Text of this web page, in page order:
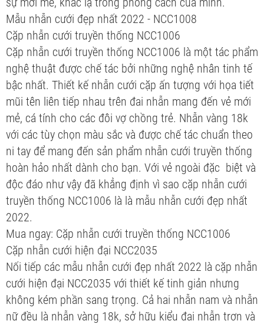
Mẫu nhẫn cưới đẹp nhất 2022 - NCC1008
Cặp nhẫn cưới truyền thống NCC1006
Cặp nhẫn cưới truyền thống NCC1006 là một tác phẩm
nghệ thuật được chế tác bởi những nghệ nhân tinh tế
bậc nhất. Thiết kế nhẫn cưới cặp ấn tượng với họa tiết
mũi tên liên tiếp nhau trên đai nhẫn mang đến vẻ mới
mẻ, cá tính cho các đôi vợ chồng trẻ. Nhẫn vàng 18k
với các tùy chọn màu sắc và được chế tác chuẩn theo
ni tay để mang đến sản phẩm nhẫn cưới truyền thống
hoàn hảo nhất dành cho bạn. Với vẻ ngoài đặc biệt và
độc đáo như vậy đã khẳng định vì sao cặp nhẫn cưới
truyền thống NCC1006 là là mẫu nhẫn cưới đẹp nhất
2022.
Mua ngay: Cặp nhẫn cưới truyền thống NCC1006
Cặp nhẫn cưới hiện đại NCC2035
Nối tiếp các mẫu nhẫn cưới đẹp nhất 2022 là cặp nhẫn
cưới hiện đại NCC2035 với thiết kế tinh giản nhưng
không kém phần sang trọng. Cả hai nhẫn nam và nhẫn
nữ đều là nhẫn vàng 18k, sở hữu kiểu đai nhẫn trơn và